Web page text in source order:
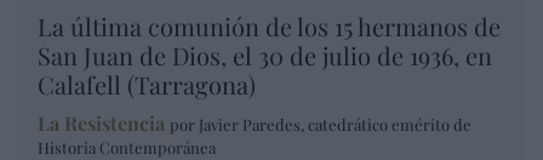
La última comunión de los 15 hermanos de
San Juan de Dios, el 30 de julio de 1936, en
Calafell (Tarragona)
La Resistencia por Javier Paredes, catedrático emérito de
Historia Contemporánea